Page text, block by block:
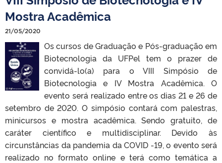
Mostra Acadêmica
21/05/2020
Os cursos de Graduação e Pós-graduação em
Biotecnologia da UFPel tem o prazer de
convidá-lo(a) para o VIII Simpósio de
Biotecnologia e IV Mostra Acadêmica. O
evento será realizado entre os dias 21 e 26 de
setembro de 2020. O simpósio contará com palestras,
minicursos e mostra acadêmica. Sendo gratuito, de
caráter científico e multidisciplinar. Devido às
circunstâncias da pandemia da COVID -19, o evento será
realizado no formato online e terá como temática a